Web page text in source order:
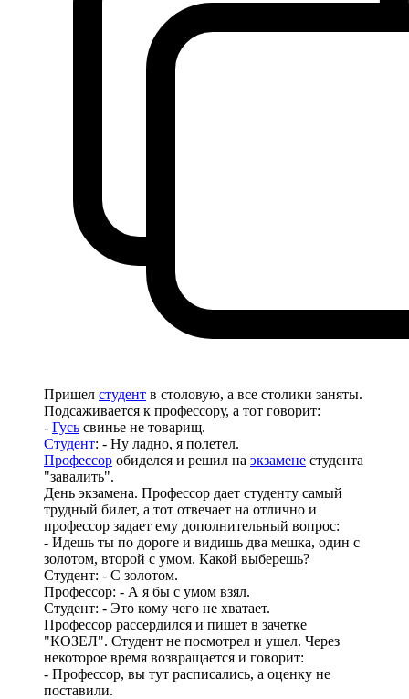
Пришел студент в столовую, а все столики заняты.
Подсаживается к профессору, а тот говорит:
- Гусь свинье не товарищ.
Студент: - Ну ладно, я полетел.
Профессор обиделся и решил на экзамене студента
"завалить".
День экзамена. Профессор дает студенту самый
трудный билет, а тот отвечает на отлично и
профессор задает ему дополнительный вопрос:
- Идешь ты по дороге и видишь два мешка, один с
золотом, второй с умом. Какой выберешь?
Студент: - С золотом.
Профессор: - А я бы с умом взял.
Студент: - Это кому чего не хватает.
Профессор рассердился и пишет в зачетке
"КОЗЕЛ". Студент не посмотрел и ушел. Через
некоторое время возвращается и говорит:
- Профессор, вы тут расписались, а оценку не
поставили.